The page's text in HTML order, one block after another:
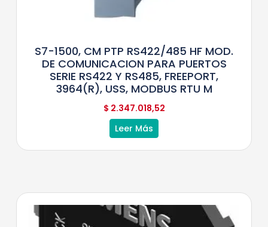
S7-1500, CM PTP RS422/485 HF MOD.
DE COMUNICACION PARA PUERTOS
SERIE RS422 Y RS485, FREEPORT,
3964(R), USS, MODBUS RTU M
$ 2.347.018,52
Leer Más